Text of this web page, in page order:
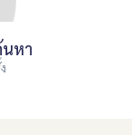
นหา